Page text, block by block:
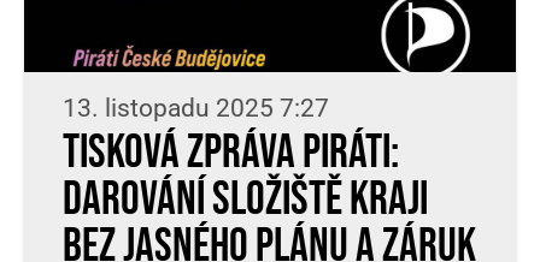
13. listopadu 2025 7:27
Tisková zpráva Piráti:
Darování Složiště kraji
bez jasného plánu a záruk